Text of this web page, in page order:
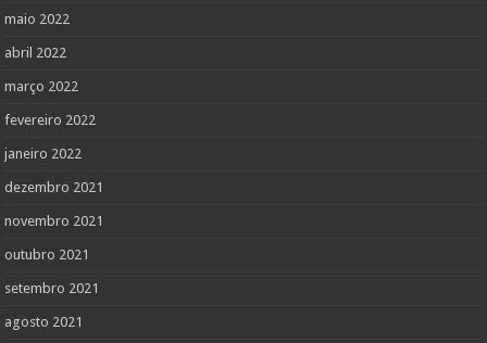
maio 2022
abril 2022
março 2022
fevereiro 2022
janeiro 2022
dezembro 2021
novembro 2021
outubro 2021
setembro 2021
agosto 2021